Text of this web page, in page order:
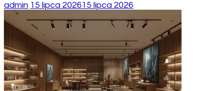
admin 15 lipca 202615 lipca 2026